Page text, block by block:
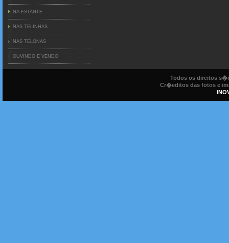
NA ESTANTE
NAS TELINHAS
NAS TELONAS
OUVINDO E VENDO
Todos os direitos
Cr�editos das fotos e